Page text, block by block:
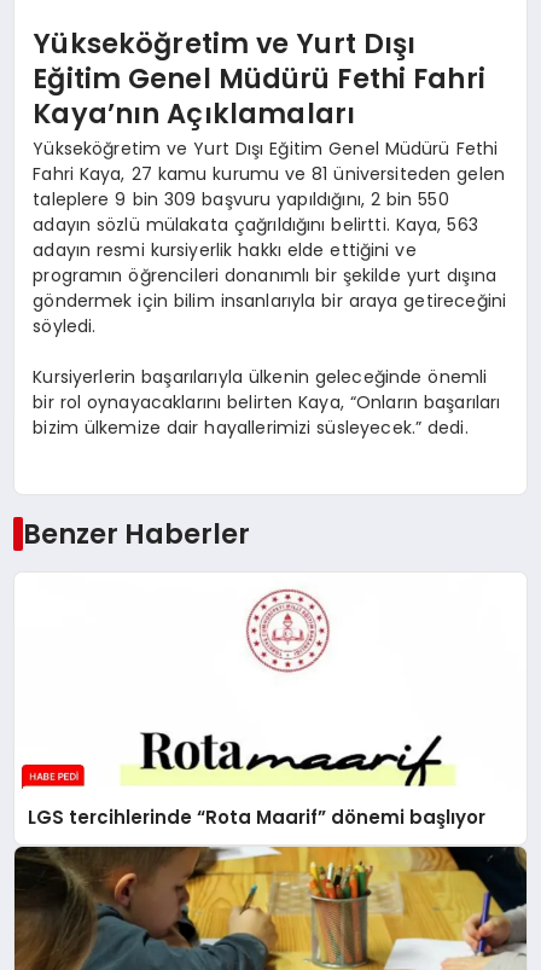
Yükseköğretim ve Yurt Dışı
Eğitim Genel Müdürü Fethi Fahri
Kaya’nın Açıklamaları
Yükseköğretim ve Yurt Dışı Eğitim Genel Müdürü Fethi
Fahri Kaya, 27 kamu kurumu ve 81 üniversiteden gelen
taleplere 9 bin 309 başvuru yapıldığını, 2 bin 550
adayın sözlü mülakata çağrıldığını belirtti. Kaya, 563
adayın resmi kursiyerlik hakkı elde ettiğini ve
programın öğrencileri donanımlı bir şekilde yurt dışına
göndermek için bilim insanlarıyla bir araya getireceğini
söyledi.
Kursiyerlerin başarılarıyla ülkenin geleceğinde önemli
bir rol oynayacaklarını belirten Kaya, “Onların başarıları
bizim ülkemize dair hayallerimizi süsleyecek.” dedi.
Benzer Haberler
LGS tercihlerinde “Rota Maarif” dönemi başlıyor